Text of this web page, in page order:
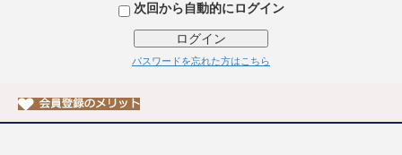
次回から自動的にログイン
ログイン
パスワードを忘れた方はこちら